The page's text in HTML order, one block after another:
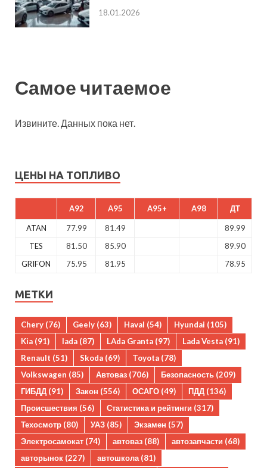
18.01.2026
Самое читаемое
Извините. Данных пока нет.
ЦЕНЫ НА ТОПЛИВО
A92 A95 A95+ A98 ДТ
ATAN 77.99 81.49
89.99
TES
81.50 85.90
89.90
GRIFON
75.95 81.95 78.95
МЕТКИ
Chery (76) Geely (63) Haval (54) Hyundai (105)
Kia (91) lada (87) LAda Granta (97) Lada Vesta (91)
Renault (51) Skoda (69) Toyota (78)
Volkswagen (85) Автоваз (706) Безопасность (209)
ГИБДД (91) Закон (556) ОСАГО (49) ПДД (136)
Происшествия (56) Статистика и рейтинги (317)
Техосмотр (80) УАЗ (85) Экзамен (57)
Электросамокат (74) автоваз (88) автозапчасти (68)
авторынок (227) автошкола(81)